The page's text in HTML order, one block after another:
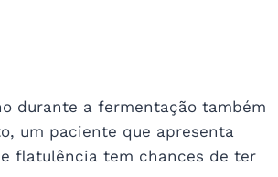
durante a fermentação também
um paciente que apresenta
flatulência tem chances de ter